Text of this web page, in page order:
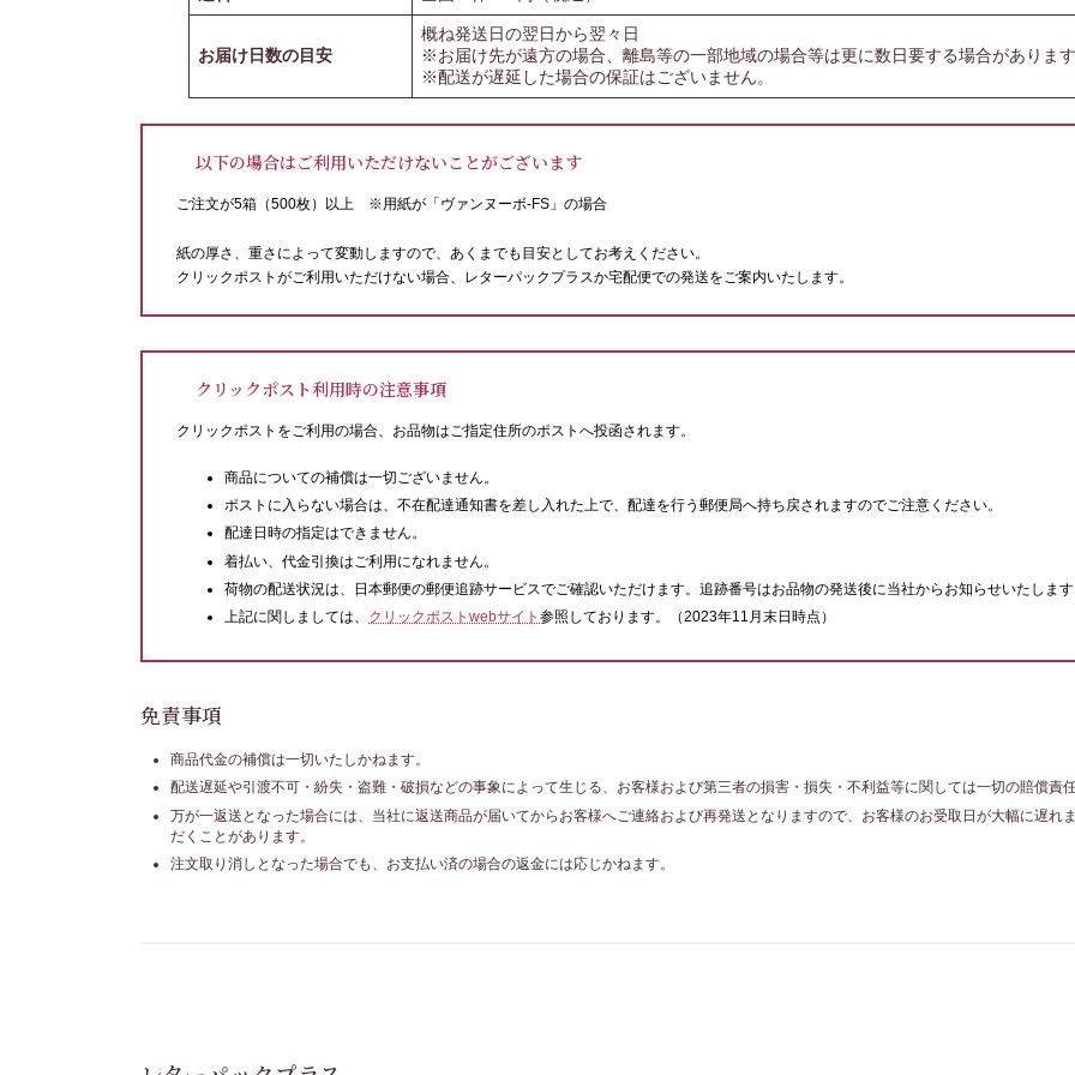
お届け日数の目安
概ね発送日の翌日から翌々日
※お届け先が遠方の場合、離島等の一部地域の場合等は更に数日要する場合がありま
※配送が遅延した場合の保証はございません。
以下の場合はご利用いただけないことがございます
ご注文が5箱（500枚）以上 ※用紙が「ヴァンヌーボ-FS」の場合
紙の厚さ、重さによって変動しますので、あくまでも目安としてお考えください。
クリックポストがご利用いただけない場合、レターパックプラスか宅配便での発送をご案内いたします。
クリックポスト利用時の注意事項
クリックポストをご利用の場合、お品物はご指定住所のポストへ投函されます。
商品についての補償は一切ございません。
ポストに入らない場合は、不在配達通知書を差し入れた上で、配達を行う郵便局へ持ち戻されますのでご注意ください。
配達日時の指定はできません。
着払い、代金引換はご利用になれません。
荷物の配送状況は、日本郵便の郵便追跡サービスでご確認いただけます。追跡番号はお品物の発送後に当社からお知らせいたしま
上記に関しましては、 クリックポストwebサイト 参照しております。（2023年11月末日時点）
免責事項
商品代金の補償は一切いたしかねます。
配送遅延や引渡不可・紛失・盗難・破損などの事象によって生じる、お客様および第三者の損害・損失・不利益等に関しては一切の賠償責
万が一返送となった場合には、当社に返送商品が届いてからお客様へご連絡および再発送となりますので、お客様のお受取日が大幅に遅れ
だくことがあります。
注文取り消しとなった場合でも、お支払い済の場合の返金には応じかねます。